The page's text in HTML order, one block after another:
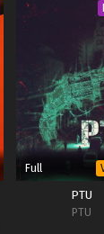
Khi ve sầu ngân
Full
PTU
PTU